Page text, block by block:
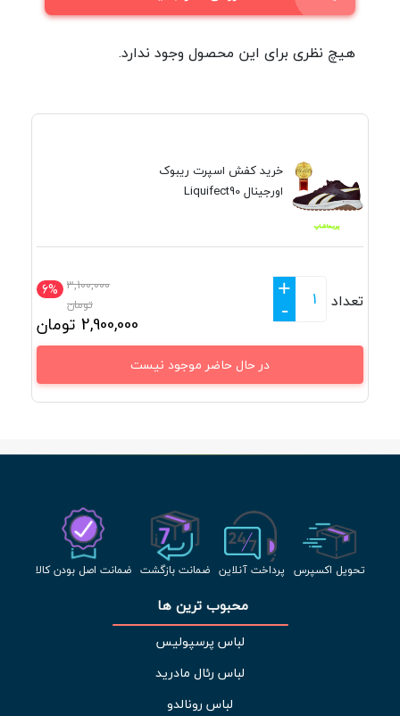
هیچ نظری برای این محصول وجود ندارد.
خرید کفش اسپرت ریبوک
اورجینال Liquifect90
6% 3,100,000
تومان
2,900,000 تومان
تعداد
+
-
در حال حاضر موجود نیست
تحویل اکسپرس پرداخت آنلاین ضمانت بازگشت ضمانت اصل بودن کالا
محبوب ترین ها
لباس پرسپولیس
لباس رئال مادرید
لباس رونالدو